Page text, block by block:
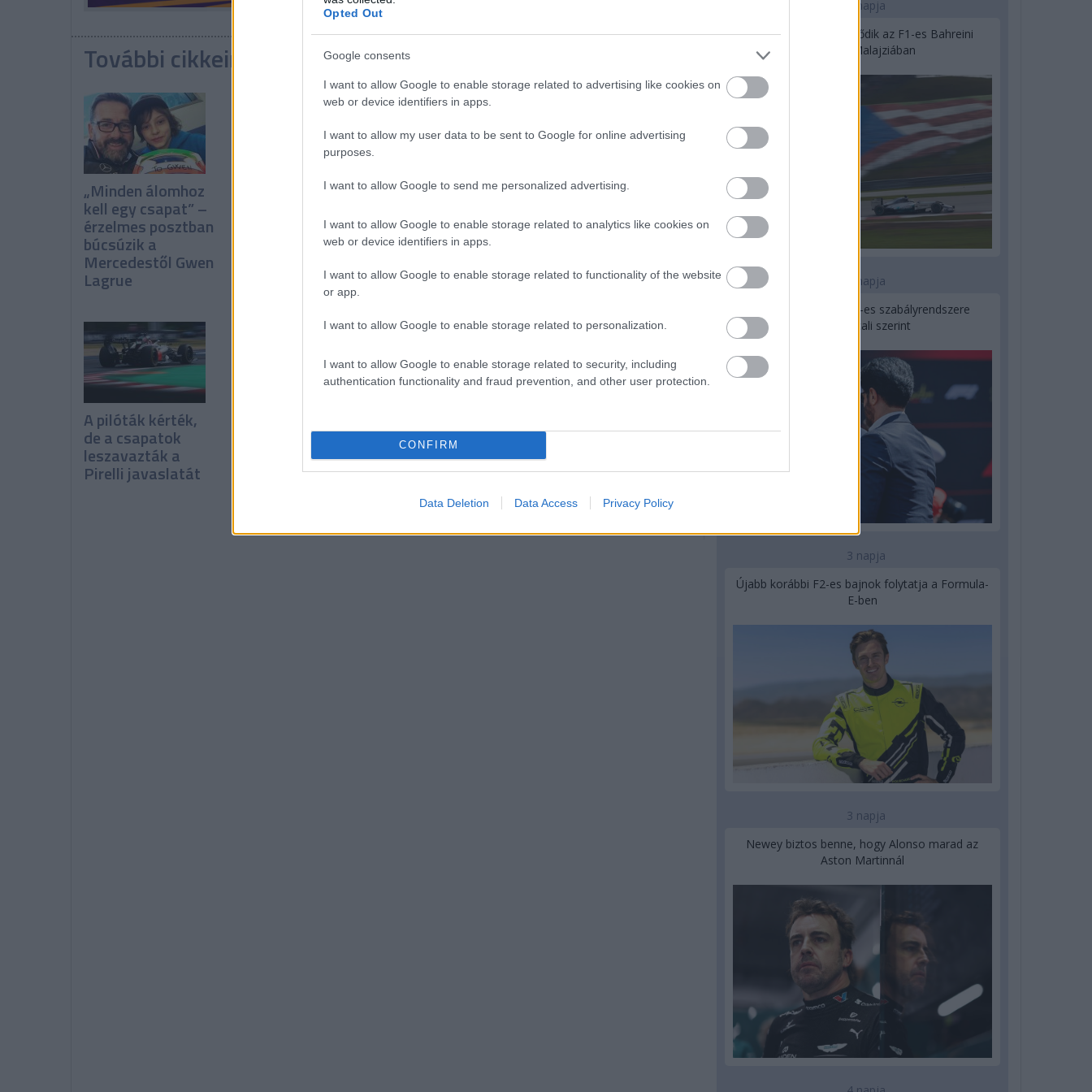
Opted Out
Google consents
I want to allow Google to enable storage related to advertising like cookies on
web or device identifiers in apps.
I want to allow my user data to be sent to Google for online advertising
purposes.
I want to allow Google to send me personalized advertising.
I want to allow Google to enable storage related to analytics like cookies on
web or device identifiers in apps.
I want to allow Google to enable storage related to functionality of the website
or app.
I want to allow Google to enable storage related to personalization.
I want to allow Google to enable storage related to security, including
authentication functionality and fraud prevention, and other user protection.
CONFIRM
Data Deletion Data Access Privacy Policy
További cikkeink a témában
„Minden álomhoz
kell egy csapat” –
érzelmes posztban
búcsúzik a
Mercedestől Gwen
Lagrue
„Még nem hoztuk
ki a maximumot”
Miért karolt fel
McLaren-juniort?
Binotto: Elégedett
boldog
A pilóták kérték,
de a csapatok
leszavazták a
Pirelli javaslatát
Kormányzati
támogatás nélkül
el vezetni” –
Russell magára
koncentrál
Hondánál, nagy
Zandvoorttól
2 napja
Megvan, mikor kezdődik az F1-es Bahreini
Nagydíj Malajziában
3 napja
Ilyen lehet a jövő F1-es szabályrendszere
Domenicali szerint
3 napja
Újabb korábbi F2-es bajnok folytatja a Formula-
E-ben
3 napja
Newey biztos benne, hogy Alonso marad az
Aston Martinnál